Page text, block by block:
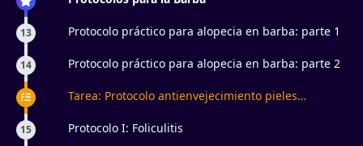
13 Protocolo práctico para alopecia en barba: parte 1
14 Protocolo práctico para alopecia en barba: parte 2
Tarea: Protocolo antienvejecimiento pieles
15 Protocolo I: Foliculitis